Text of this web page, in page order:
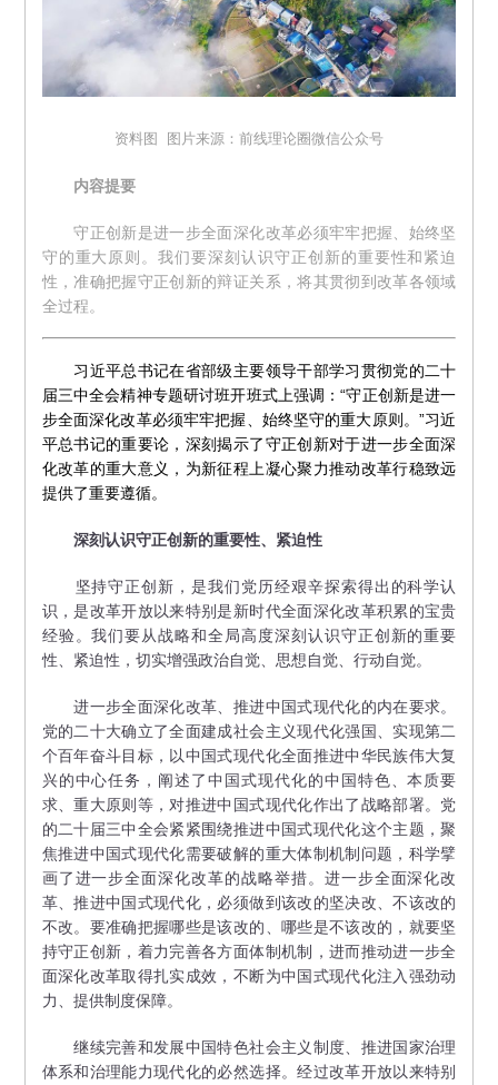
资料图 图片来源：前线理论圈微信公众号
内容提要
守正创新是进一步全面深化改革必须牢牢把握、始终坚
守的重大原则。我们要深刻认识守正创新的重要性和紧迫
性，准确把握守正创新的辩证关系，将其贯彻到改革各领域
全过程。
习近平总书记在省部级主要领导干部学习贯彻党的二十
届三中全会精神专题研讨班开班式上强调：“守正创新是进一
步全面深化改革必须牢牢把握、始终坚守的重大原则。”习近
平总书记的重要论，深刻揭示了守正创新对于进一步全面深
化改革的重大意义，为新征程上凝心聚力推动改革行稳致远
提供了重要遵循。
深刻认识守正创新的重要性、紧迫性
坚持守正创新，是我们党历经艰辛探索得出的科学认
识，是改革开放以来特别是新时代全面深化改革积累的宝贵
经验。我们要从战略和全局高度深刻认识守正创新的重要
性、紧迫性，切实增强政治自觉、思想自觉、行动自觉。
进一步全面深化改革、推进中国式现代化的内在要求。
党的二十大确立了全面建成社会主义现代化强国、实现第二
个百年奋斗目标，以中国式现代化全面推进中华民族伟大复
兴的中心任务，阐述了中国式现代化的中国特色、本质要
求、重大原则等，对推进中国式现代化作出了战略部署。党
的二十届三中全会紧紧围绕推进中国式现代化这个主题，聚
焦推进中国式现代化需要破解的重大体制机制问题，科学擘
画了进一步全面深化改革的战略举措。进一步全面深化改
革、推进中国式现代化，必须做到该改的坚决改、不该改的
不改。要准确把握哪些是该改的、哪些是不该改的，就要坚
持守正创新，着力完善各方面体制机制，进而推动进一步全
面深化改革取得扎实成效，不断为中国式现代化注入强劲动
力、提供制度保障。
继续完善和发展中国特色社会主义制度、推进国家治理
体系和治理能力现代化的必然选择。经过改革开放以来特别